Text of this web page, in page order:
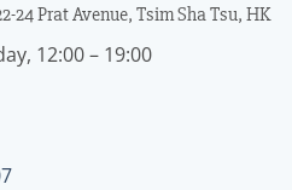
24 Prat Avenue, Tsim Sha Tsu, HK
12:00 – 19:00